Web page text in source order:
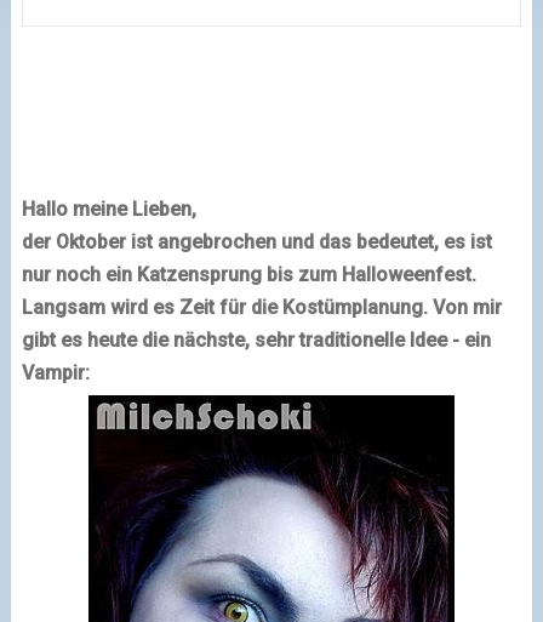
Hallo meine Lieben,
der Oktober ist angebrochen und das bedeutet, es ist
nur noch ein Katzensprung bis zum Halloweenfest.
Langsam wird es Zeit für die Kostümplanung. Von mir
gibt es heute die nächste, sehr traditionelle Idee - ein
Vampir: